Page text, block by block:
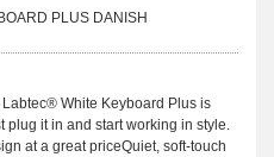
PLUS DANISH
White Keyboard Plus is
it in and start working in style.
at a great priceQuiet, soft-touch